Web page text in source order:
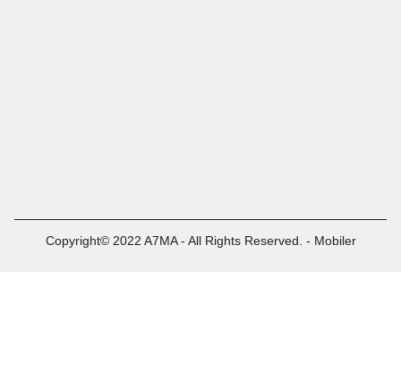
Copyright© 2022 A7MA - All Rights Reserved. - Mobiler